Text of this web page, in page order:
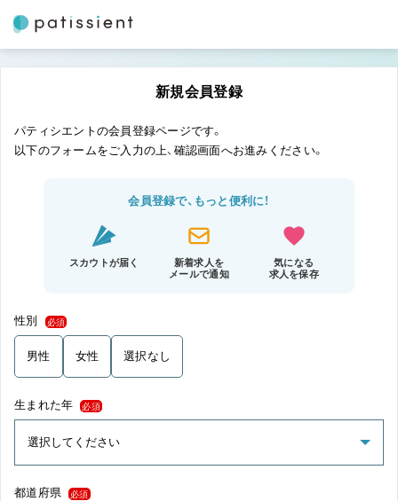
新規会員登録
パティシエントの会員登録ページです。
以下のフォームをご入力の上、確認画面へお進みください。
会員登録で、もっと便利に！
スカウトが届く
新着求人を
メールで通知
気になる
求人を保存
性別 必須
男性 女性 選択なし
生まれた年 必須
都道府県 必須